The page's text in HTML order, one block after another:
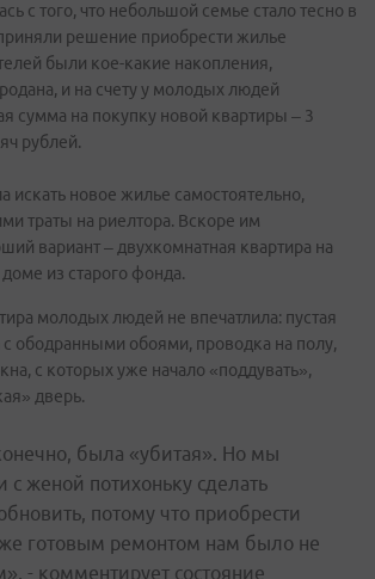
с того, что небольшой семье стало тесно в
решение приобрести жилье
были кое-какие накопления,
и на счету у молодых людей
сумма на покупку новой квартиры – 3
рублей.
искать новое жилье самостоятельно,
траты на риелтора. Вскоре им
вариант – двухкомнатная квартира на
из старого фонда.
молодых людей не впечатлила: пустая
с ободранными обоями, проводка на полу,
с которых уже начало «поддувать»,
дверь.
была «убитая». Но мы
с женой потихоньку сделать
потому что приобрести
готовым ремонтом нам было не
- комментирует состояние